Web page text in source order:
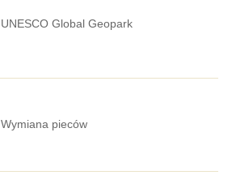
UNESCO Global Geopark
Wymiana pieców